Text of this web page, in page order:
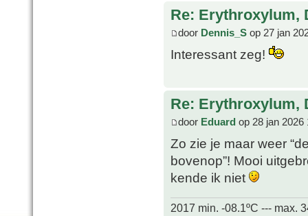
Re: Erythroxylum,
door Dennis_S op 27 jan
Interessant zeg!
Re: Erythroxylum,
door Eduard op 28 jan 2026
Zo zie je maar weer
bovenop”! Mooi
kende ik niet
2017 min. -08.1ºC --- max.